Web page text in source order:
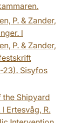
P. & Zander,
I
P. & Zander,
23). Sisyfos
the Shipyard
Ertesvåg, R.